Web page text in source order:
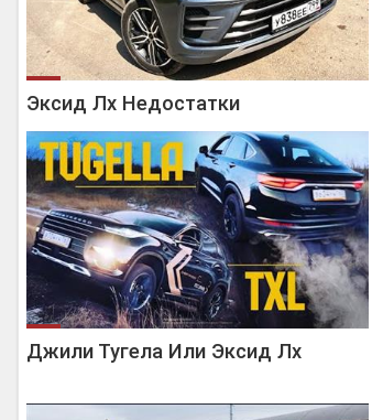
Эксид Лх Недостатки
Джили Тугела Или Эксид Лх